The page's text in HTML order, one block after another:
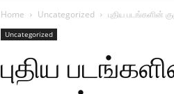
Home Uncategorized புதிய படங்களின்
Uncategorized
புதிய